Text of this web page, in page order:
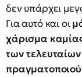
δεν υπάρχει
Για αυτό και οι
χάρισμα
των